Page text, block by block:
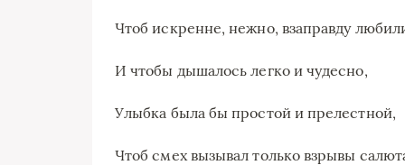
Чтоб искренне, нежно, взаправду
И чтобы дышалось легко и чудесно,
Улыбка была бы простой и прелестной,
Чтоб смех вызывал только взрывы